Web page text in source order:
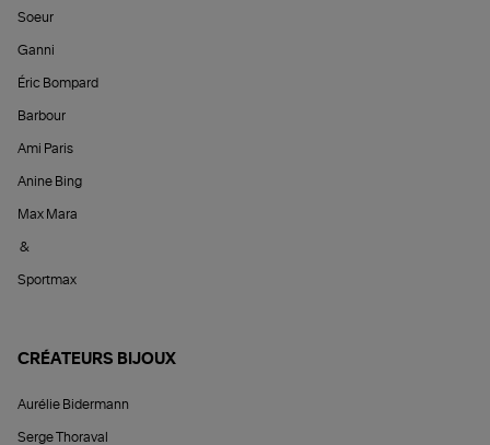
Soeur
Ganni
Éric Bompard
Barbour
Ami Paris
Anine Bing
Max Mara
&
Sportmax
CRÉATEURS BIJOUX
Aurélie Bidermann
Serge Thoraval